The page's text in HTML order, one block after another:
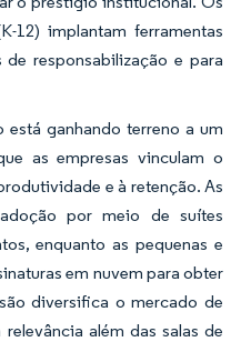
12) implantam ferramentas
responsabilização e para
ganhando terreno a um
as empresas vinculam o
e à retenção. As
por meio de suítes
enquanto as pequenas e
em nuvem para obter
diversifica o mercado de
além das salas de